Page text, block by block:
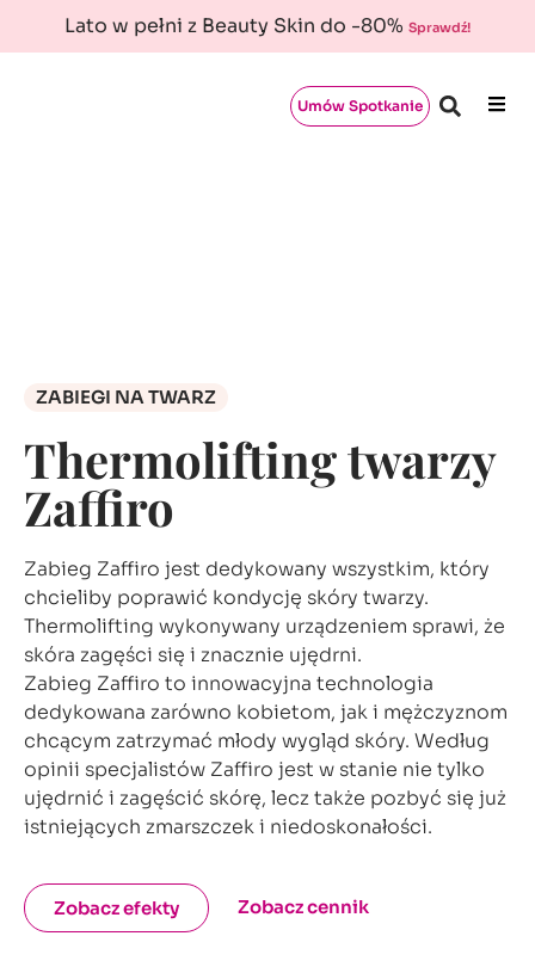
Lato w pełni z Beauty Skin do -80% Sprawdź!
Umów Spotkanie
ZABIEGI NA TWARZ
Thermolifting twarzy
Zaffiro
Zabieg Zaffiro jest dedykowany wszystkim, który
chcieliby poprawić kondycję skóry twarzy.
Thermolifting wykonywany urządzeniem sprawi, że
skóra zagęści się i znacznie ujędrni.
Zabieg Zaffiro to innowacyjna technologia
dedykowana zarówno kobietom, jak i mężczyznom
chcącym zatrzymać młody wygląd skóry. Według
opinii specjalistów Zaffiro jest w stanie nie tylko
ujędrnić i zagęścić skórę, lecz także pozbyć się już
istniejących zmarszczek i niedoskonałości.
Zobacz efekty Zobacz cennik